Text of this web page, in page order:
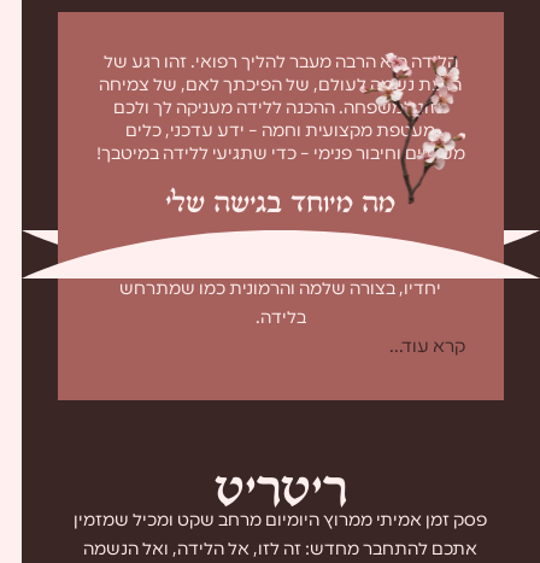
הלידה היא הרבה מעבר להליך רפואי. זהו רגע של
הגעת נשמה לעולם, של הפיכתך לאם, של צמיחה
מזוג למשפחה. ההכנה ללידה מעניקה לך ולכם
מעטפת מקצועית וחמה – ידע עדכני, כלים
מעשיים וחיבור פנימי – כדי שתגיעי ללידה במיטבך!
מה מיוחד בגישה שלי
קורס אחד שמשלב את ההכנה הפיזית והרוחנית
יחדיו, בצורה שלמה והרמונית כמו שמתרחש
בלידה.
קרא עוד...
יטריט
פסק זמן אמיתי ממרוץ היומיום מרחב שקט ומכיל שמזמין
אתכם להתחבר מחדש: זה לזו, אל הלידה, ואל הנשמה